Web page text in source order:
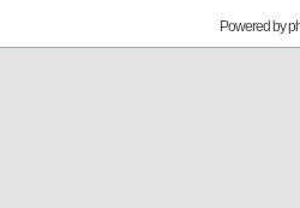
Powered by